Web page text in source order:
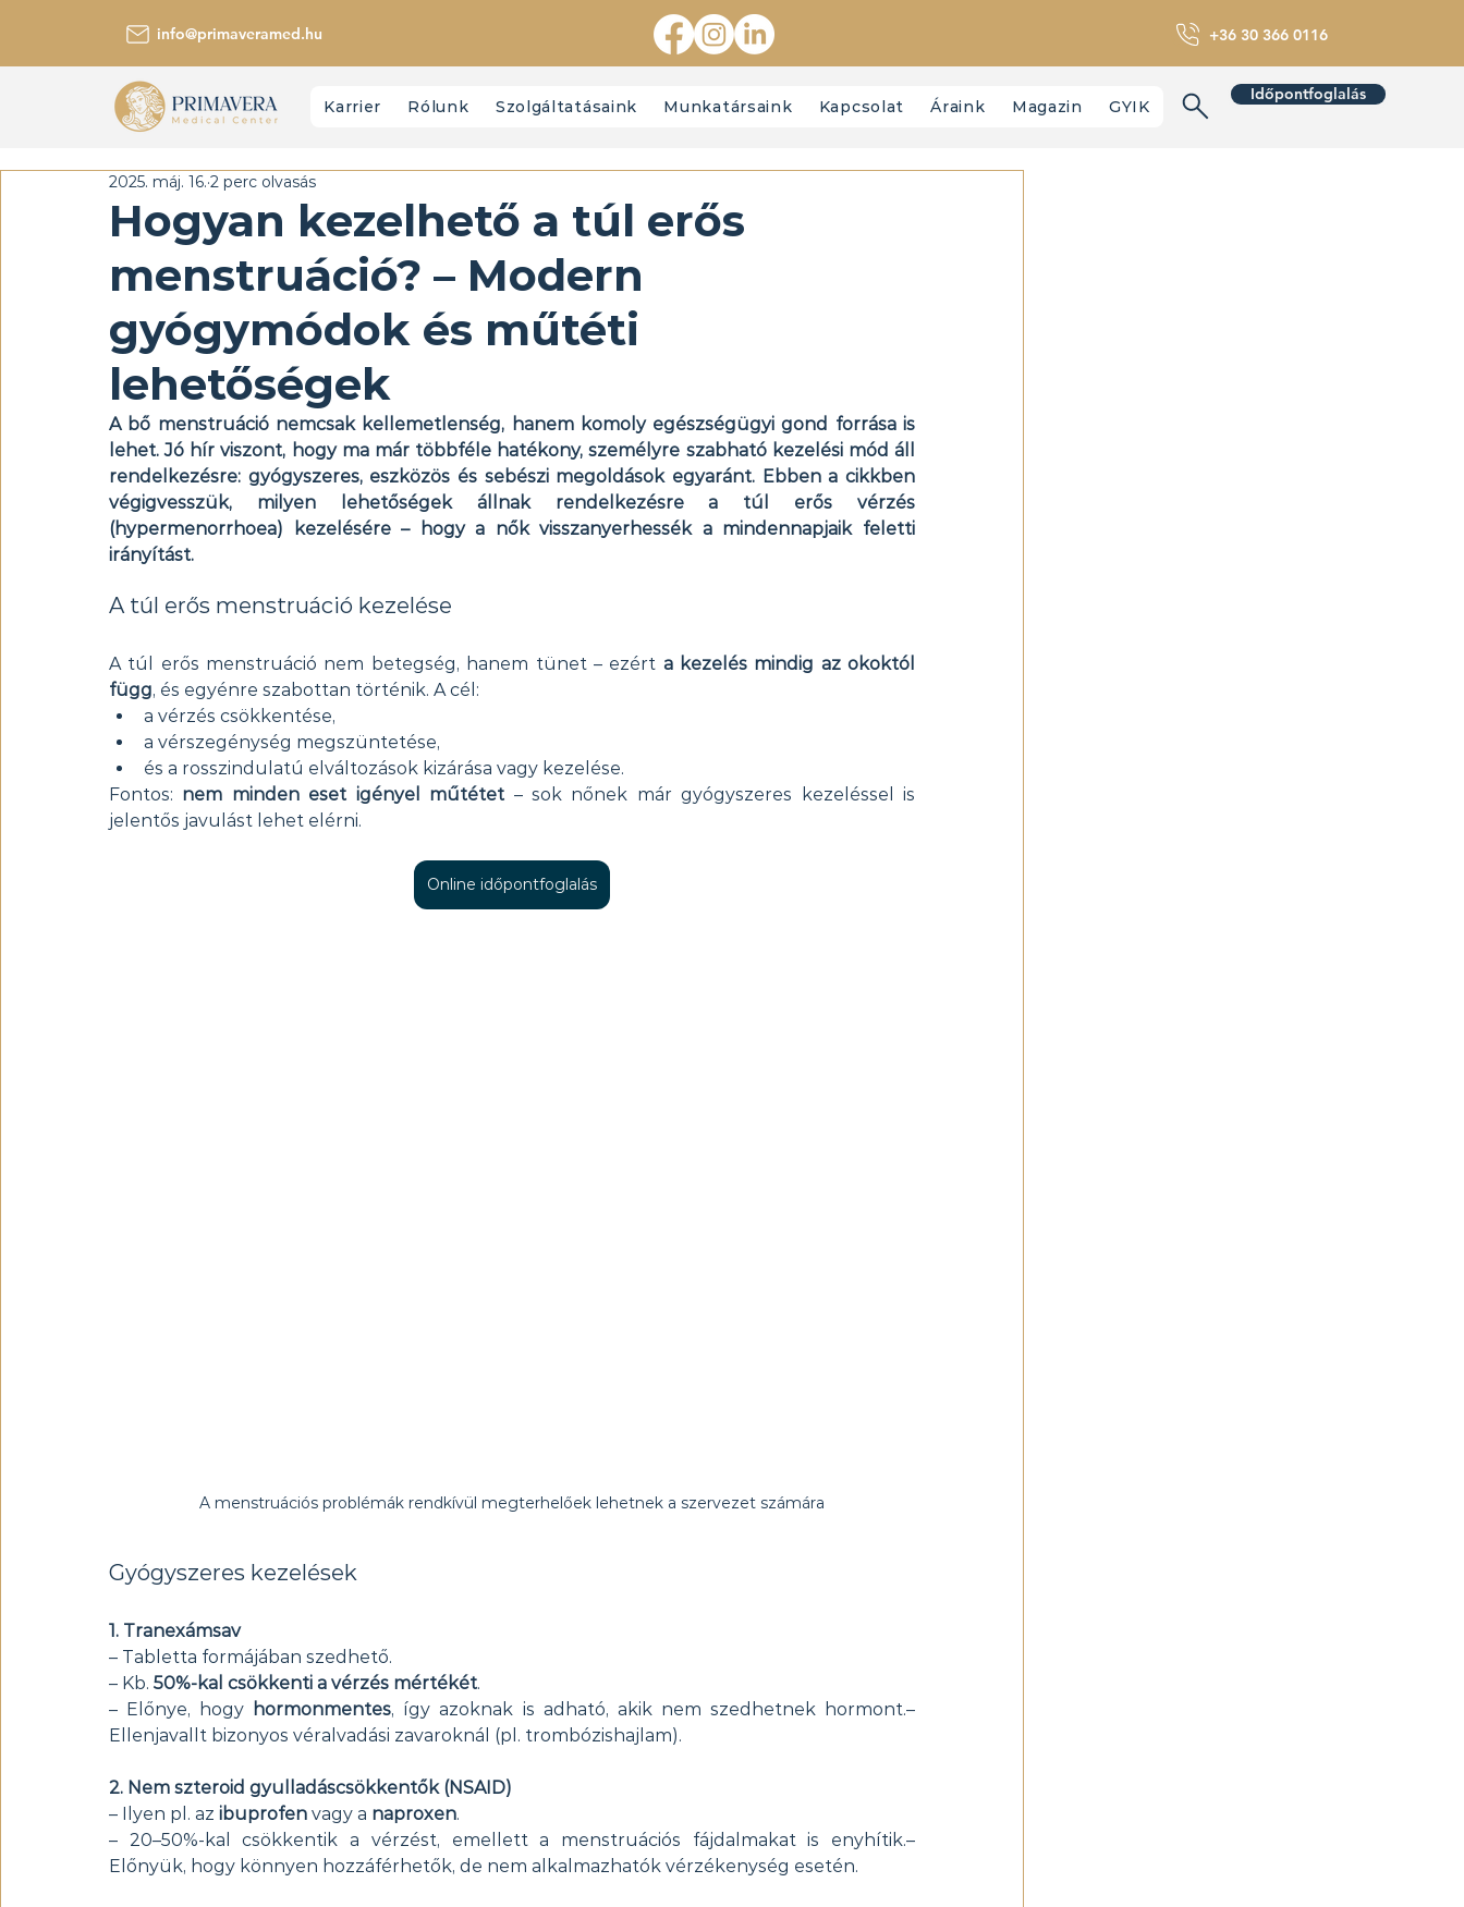
info@primaveramed.hu +36 30 366 0116
Karrier Rólunk Szolgáltatásaink Munkatársaink Kapcsolat Áraink Magazin GYIK
Időpontfoglalás
Hogyan kezelhető a túl erős
menstruáció? – Modern
gyógymódok és műtéti
lehetőségek
2025. máj. 16. 2 perc olvasás
A bő menstruáció nemcsak kellemetlenség, hanem komoly egészségügyi gond forrása is
lehet. Jó hír viszont, hogy ma már többféle hatékony, személyre szabható kezelési mód áll
rendelkezésre: gyógyszeres, eszközös és sebészi megoldások egyaránt. Ebben a cikkben
végigvesszük, milyen lehetőségek állnak rendelkezésre a túl erős vérzés
(hypermenorrhoea) kezelésére – hogy a nők visszanyerhessék a mindennapjaik feletti
irányítást.
A túl erős menstruáció kezelése
A túl erős menstruáció nem betegség, hanem tünet – ezért a kezelés mindig az okoktól
függ, és egyénre szabottan történik. A cél:
a vérzés csökkentése,
a vérszegénység megszüntetése,
és a rosszindulatú elváltozások kizárása vagy kezelése.
Fontos: nem minden eset igényel műtétet – sok nőnek már gyógyszeres kezeléssel is
jelentős javulást lehet elérni.
Online időpontfoglalás
A menstruációs problémák rendkívül megterhelőek lehetnek a szervezet számára
Gyógyszeres kezelések
1. Tranexámsav
– Tabletta formájában szedhető.
– Kb. 50%-kal csökkenti a vérzés mértékét.
– Előnye, hogy hormonmentes, így azoknak is adható, akik nem szedhetnek hormont.–
Ellenjavallt bizonyos véralvadási zavaroknál (pl. trombózishajlam).
2. Nem szteroid gyulladáscsökkentők (NSAID)
– Ilyen pl. az ibuprofen vagy a naproxen.
– 20–50%-kal csökkentik a vérzést, emellett a menstruációs fájdalmakat is enyhítik.–
Előnyük, hogy könnyen hozzáférhetők, de nem alkalmazhatók vérzékenység esetén.